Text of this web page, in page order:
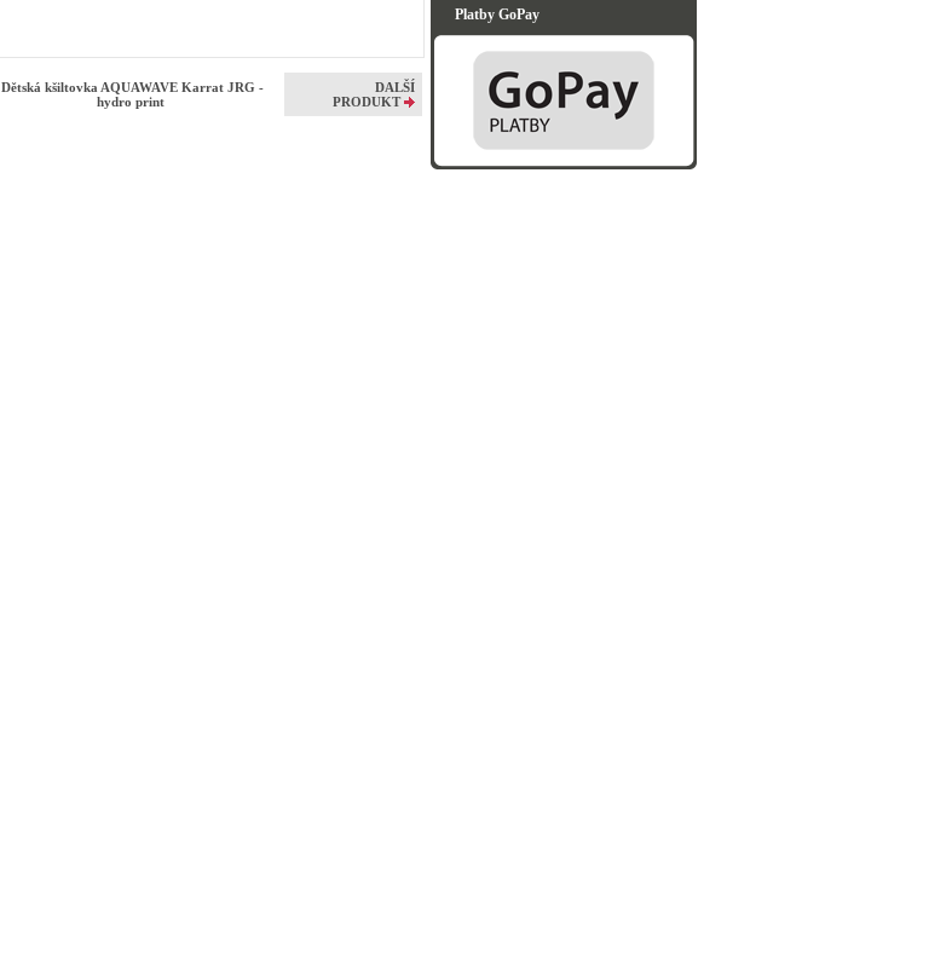
Dětská kšiltovka AQUAWAVE Karrat JRG -
hydro print
DALŠÍ
PRODUKT
Platby GoPay